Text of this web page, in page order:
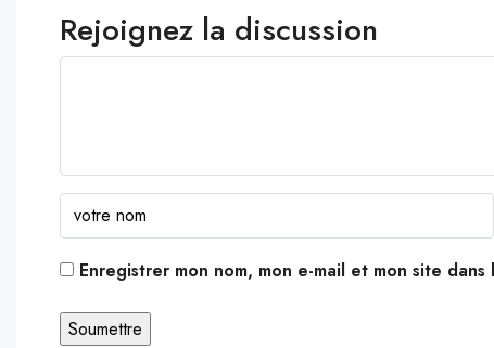
Rejoignez la discussion
Enregistrer mon nom, mon e-mail et mon site